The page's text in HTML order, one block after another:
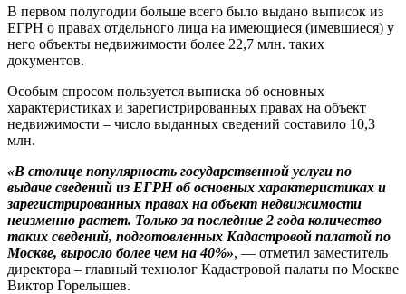
В первом полугодии больше всего было выдано выписок из
ЕГРН о правах отдельного лица на имеющиеся (имевшиеся) у
него объекты недвижимости более 22,7 млн. таких
документов.
Особым спросом пользуется выписка об основных
характеристиках и зарегистрированных правах на объект
недвижимости – число выданных сведений составило 10,3
млн.
«В столице популярность государственной услуги по
выдаче сведений из ЕГРН об основных характеристиках и
зарегистрированных правах на объект недвижимости
неизменно растет. Только за последние 2 года количество
таких сведений, подготовленных Кадастровой палатой по
Москве, выросло более чем на 40%», — отметил заместитель
директора – главный технолог Кадастровой палаты по Москве
Виктор Горелышев.